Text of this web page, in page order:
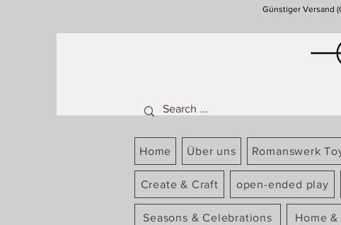
Günstiger Versand
Home Über uns Romanswerk
Create & Craft open-ended play
Seasons & Celebrations Home